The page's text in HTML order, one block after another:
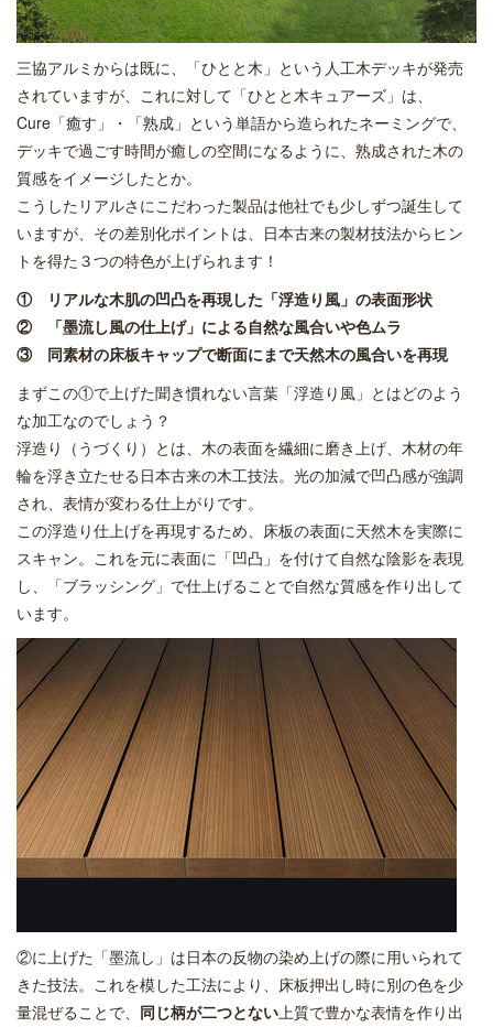
三協アルミからは既に、「ひとと木」という人工木デッキが発売
されていますが、これに対して「ひとと木キュアーズ」は、
Cure「癒す」・「熟成」という単語から造られたネーミングで、
デッキで過ごす時間が癒しの空間になるように、熟成された木の
質感をイメージしたとか。
こうしたリアルさにこだわった製品は他社でも少しずつ誕生して
いますが、その差別化ポイントは、日本古来の製材技法からヒン
トを得た３つの特色が上げられます！
① リアルな木肌の凹凸を再現した「浮造り風」の表面形状
② 「墨流し風の仕上げ」による自然な風合いや色ムラ
③ 同素材の床板キャップで断面にまで天然木の風合いを再現
まずこの①で上げた聞き慣れない言葉「浮造り風」とはどのよう
な加工なのでしょう？
浮造り（うづくり）とは、木の表面を繊細に磨き上げ、木材の年
輪を浮き立たせる日本古来の木工技法。光の加減で凹凸感が強調
され、表情が変わる仕上がりです。
この浮造り仕上げを再現するため、床板の表面に天然木を実際に
スキャン。これを元に表面に「凹凸」を付けて自然な陰影を表現
し、「ブラッシング」で仕上げることで自然な質感を作り出して
います。
②に上げた「墨流し」は日本の反物の染め上げの際に用いられて
きた技法。これを模した工法により、床板押出し時に別の色を少
量混ぜることで、 同じ柄が二つとない上質で豊かな表情を作り出